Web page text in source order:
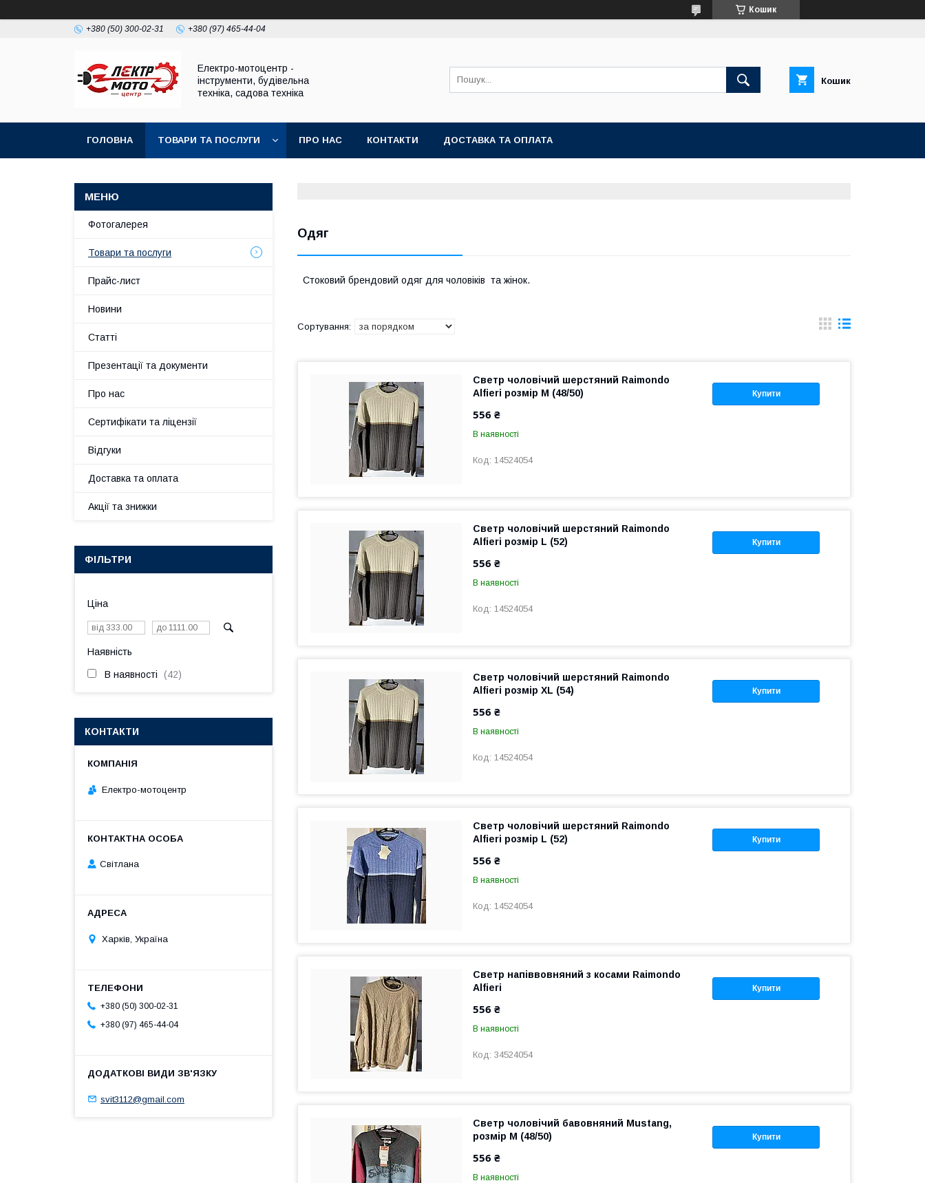
Кошик
+380 (50) 300-02-31 +380 (97) 465-44-04
Електро-мотоцентр -
інструменти, будівельна
техніка, садова техніка
Кошик
ГОЛОВНА ТОВАРИ ТА ПОСЛУГИ ПРО НАС КОНТАКТИ ДОСТАВКА ТА ОПЛАТА
Одяг
Стоковий брендовий одяг для чоловіків та жінок.
Купити
Светр чоловічий шерстяний Raimondo
Alfieri розмір М (48/50)
556 ₴
В наявності
14524054
Купити
Светр чоловічий шерстяний Raimondo
Alfieri розмір L (52)
556 ₴
В наявності
14524054
Купити
Светр чоловічий шерстяний Raimondo
Alfieri розмір XL (54)
556 ₴
В наявності
14524054
Купити
Светр чоловічий шерстяний Raimondo
Alfieri розмір L (52)
556 ₴
В наявності
14524054
Купити
Светр напіввовняний з косами Raimondo
Alfieri
556 ₴
В наявності
34524054
Купити
Светр чоловічий бавовняний Mustang,
розмір М (48/50)
556 ₴
В наявності
Фотогалерея
Товари та послуги
Прайс-лист
Новини
Статті
Презентації та документи
Про нас
Сертифікати та ліцензії
Відгуки
Доставка та оплата
Акції та знижки
ФІЛЬТРИ
Ціна
Наявність
В наявності 42
КОНТАКТИ
Електро-мотоцентр
Світлана
Харків, Україна
+380 (50) 300-02-31
+380 (97) 465-44-04
svit3112@gmail.com